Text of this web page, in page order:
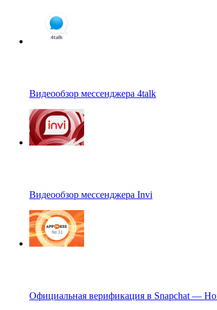
Видеообзор мессенджера 4talk
Видеообзор мессенджера Invi
Официальная верификация в Snapchat —